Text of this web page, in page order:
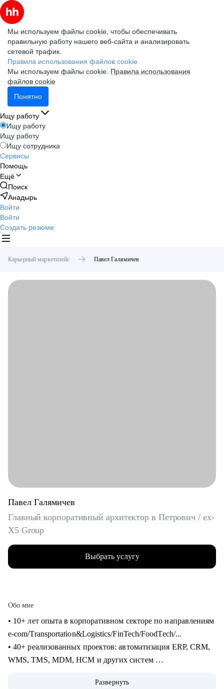
Мы используем файлы cookie, чтобы обеспечивать
правильную работу нашего веб-сайта и анализировать
сетевой трафик.
Правила использования файлов cookie
Мы используем файлы cookie. Правила использования
файлов cookie
Понятно
Ищу работу
Ищу работу
Ищу работу
Ищу сотрудника
Сервисы
Помощь
Ещё
Поиск
Анадырь
Войти
Войти
Создать резюме
Карьерный маркетплейс Павел Галямичев
Павел Галямичев
Главный корпоративный архитектор в Петрович / ex-
X5 Group
Выбрать услугу
Обо мне
• 10+ лет опыта в корпоративном секторе по направлениям
e-com/Transportation&Logistics/FinTech/FoodTech/...
• 40+ реализованных проектов: автоматизация ERP, CRM,
WMS, TMS, MDM, HCM и других систем
Развернуть